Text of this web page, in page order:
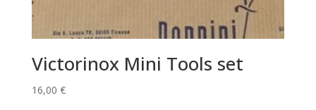
Victorinox Mini Tools set
16,00 €